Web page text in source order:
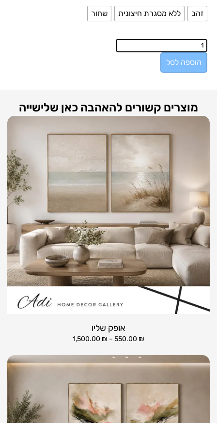
זהב
ללא מסגרת חיצונית שחור
הוספה לסל
מוצרים קשורים להאהבה כאן שלישייה
אופק שליו
550.00 ₪
–
1,500.00 ₪